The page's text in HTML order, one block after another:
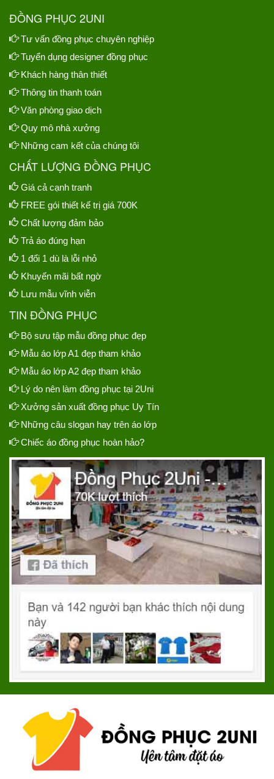
ĐỒNG PHỤC 2UNI
Tư vấn đồng phục chuyên nghiệp
Tuyển dụng designer đồng phục
Khách hàng thân thiết
Thông tin thanh toán
Văn phòng giao dịch
Quy mô nhà xưởng
Những cam kết của chúng tôi
CHẤT LƯỢNG ĐỒNG PHỤC
Giá cả cạnh tranh
FREE gói thiết kế trị giá 700K
Chất lượng đảm bảo
Trả áo đúng hạn
1 đổi 1 dù là lỗi nhỏ
Khuyến mãi bất ngờ
Lưu mẫu vĩnh viễn
TIN ĐỒNG PHỤC
Bộ sưu tập mẫu đồng phục đẹp
Mẫu áo lớp A1 đẹp tham khảo
Mẫu áo lớp A2 đẹp tham khảo
Lý do nên làm đồng phục tại 2Uni
Xưởng sản xuất đồng phục Uy Tín
Những câu slogan hay trên áo lớp
Chiếc áo đồng phục hoàn hảo?